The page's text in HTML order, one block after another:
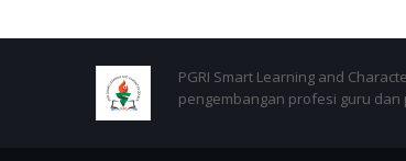
PGRI Smart Learning and
pengembangan profesi guru